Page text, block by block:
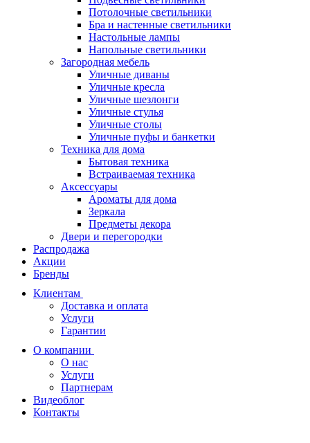
Потолочные светильники
Бра и настенные светильники
Настольные лампы
Напольные светильники
Загородная мебель
Уличные диваны
Уличные кресла
Уличные шезлонги
Уличные стулья
Уличные столы
Уличные пуфы и банкетки
Техника для дома
Бытовая техника
Встраиваемая техника
Аксессуары
Ароматы для дома
Зеркала
Предметы декора
Двери и перегородки
Распродажа
Акции
Бренды
Клиентам
Доставка и оплата
Услуги
Гарантии
О компании
О нас
Услуги
Партнерам
Видеоблог
Контакты